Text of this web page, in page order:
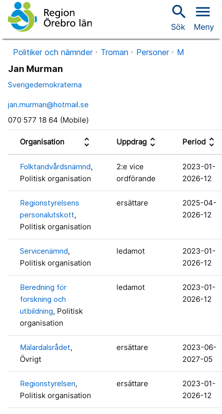
search
Sök
menu
Meny
Politiker och nämnder Troman Personer M
Jan Murman
Sverigedemokraterna
jan.murman@hotmail.se
070 577 18 64 (Mobile)
Organisation unfold_more Uppdrag unfold_more Period unfold_more
Folktandvårdsnämnd,
Politisk organisation
2:e vice
ordförande
2023-01-
2026-12
Regionstyrelsens
personalutskott,
Politisk organisation
ersättare
2025-04-
2026-12
Servicenämnd,
Politisk organisation
ledamot
2023-01-
2026-12
Beredning för
forskning och
utbildning, Politisk
organisation
ledamot
2023-01-
2026-12
Mälardalsrådet,
Övrigt
ersättare
2023-06-
2027-05
Regionstyrelsen,
Politisk organisation
ersättare
2023-01-
2026-12